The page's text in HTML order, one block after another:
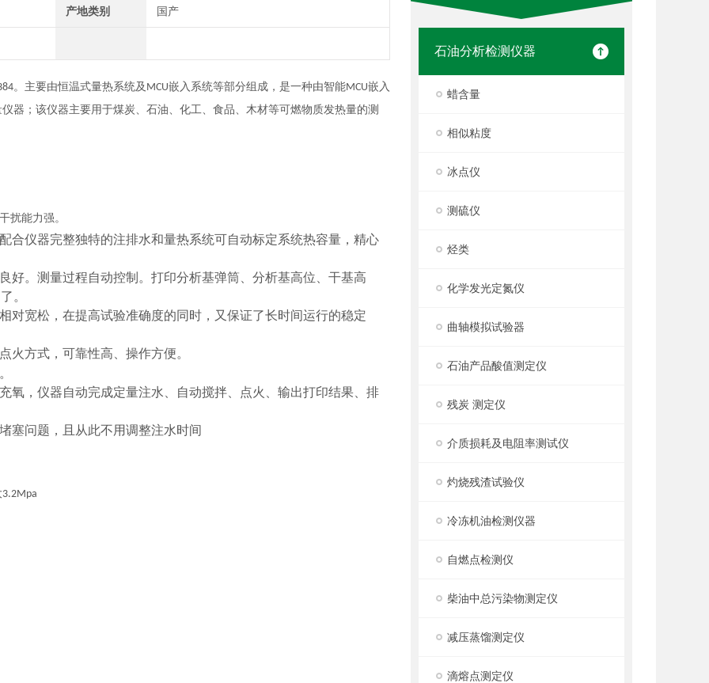
石油分析检测仪器
蜡含量
相似粘度
冰点仪
测硫仪
烃类
化学发光定氮仪
曲轴模拟试验器
石油产品酸值测定仪
残炭 测定仪
介质损耗及电阻率测试仪
灼烧残渣试验仪
冷冻机油检测仪器
自燃点检测仪
柴油中总污染物测定仪
减压蒸馏测定仪
滴熔点测定仪
产地类别 国产
。主要由恒温式量热系统及 MCU嵌入系统等部分组成，是一种由智能MCU嵌入
器；该仪器主要用于煤炭、石油、化工、食品、木材等可燃物质发热量的测
扰能力强。
合仪器完整独特的注排水和量热系统可自动标定系统热容量，精心
好。测量过程自动控制。打印分析基弹筒、分析基高位、干基高
。
对宽松，在提高试验准确度的同时，又保证了长时间运行的稳定
火方式，可靠性高、操作方便。
氧，仪器自动完成定量注水、自动搅拌、点火、输出打印结果、排
塞问题，且从此不用调整注水时间
3.2Mpa